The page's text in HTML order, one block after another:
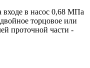
входе в насос 0,68 МПа
торцовое или
проточной части -